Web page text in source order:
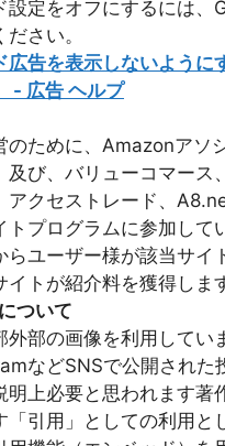
設定をオフにするには、
さい。
広告を表示しないように
- 広告 ヘルプ
のために、Amazonアソ
及び、バリューコマース
アクセストレード、
プログラムに参加して
らユーザー様が該当サイ
トが紹介料を獲得しま
ついて
部の画像を利用してい
などSNSで公開された
明上必要と思われます著
引用」としての利用と